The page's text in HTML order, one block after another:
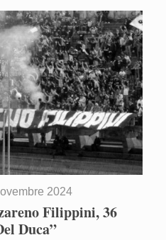
2024
Filippini, 36
Duca”